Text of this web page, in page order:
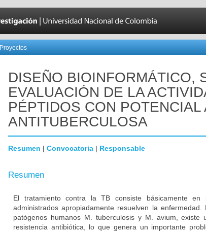
Proyectos
DISEÑO BIOINFORMÁTICO,
EVALUACIÓN DE LA
PÉPTIDOS CON POTENCIAL
ANTITUBERCULOSA
Resumen | Convocatoria | Responsable
Resumen
El tratamiento contra la TB consiste básicamente en
administrados apropiadamente resuelven la
patógenos humanos M. tuberculosis y M. avium, existe
resistencia antibiótica, lo que genera un importante